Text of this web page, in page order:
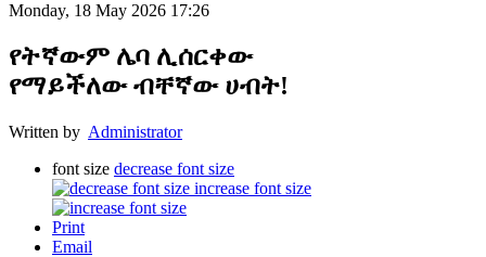
Monday, 18 May 2026 17:26
የትኛውም ሌባ ሊሰርቀው
የማይችለው ብቸኛው ሀብት!
Written by Administrator
font size decrease font size
increase font size
Print
Email